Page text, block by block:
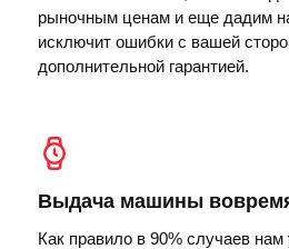
рыночным ценам и еще дадим
исключит ошибки с вашей
дополнительной гарантией.
Выдача машины
Как правило в 90% случаев